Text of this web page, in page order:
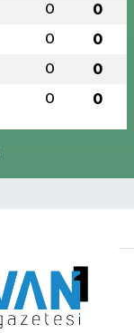
0 0
0 0
0 0
0 0